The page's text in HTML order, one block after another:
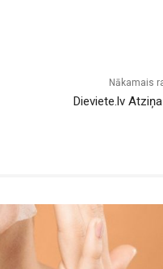
Nākamais
Dieviete.lv